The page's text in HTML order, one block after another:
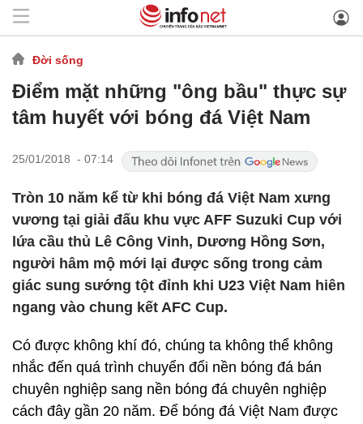
Đời sống
Điểm mặt những "ông bầu" thực sự
tâm huyết với bóng đá Việt Nam
25/01/2018 - 07:14
Tròn 10 năm kể từ khi bóng đá Việt Nam xưng
vương tại giải đấu khu vực AFF Suzuki Cup với
lứa cầu thủ Lê Công Vinh, Dương Hồng Sơn,
người hâm mộ mới lại được sống trong cảm
giác sung sướng tột đỉnh khi U23 Việt Nam hiên
ngang vào chung kết AFC Cup.
Có được không khí đó, chúng ta không thể không
nhắc đến quá trình chuyển đổi nền bóng đá bán
chuyên nghiệp sang nền bóng đá chuyên nghiệp
cách đây gần 20 năm. Để bóng đá Việt Nam được